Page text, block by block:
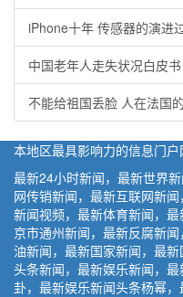
iPhone十年 传感器的演进
中国老年人走失状况白皮
不能给祖国丢脸 人在法国
本地区最具影响力的信息门
最新24小时新闻，最新世界
网传销新闻，最新互联网新
新闻视频，最新体育新闻，
京市通州新闻，最新反腐新
油新闻，最新国家新闻，最
头条新闻，最新娱乐新闻，
卦，最新娱乐新闻头条杨幂